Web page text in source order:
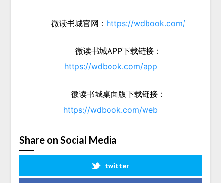
微读书城官网： https://wdbook.com/
微读书城APP下载链接：
https://wdbook.com/app
微读书城桌面版下载链接：
https://wdbook.com/web
Share on Social Media
twitter